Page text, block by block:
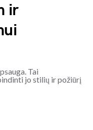
ir
Tai
jo stilių ir požiūrį